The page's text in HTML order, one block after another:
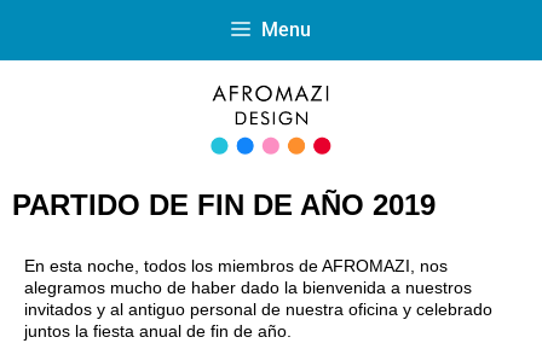
Menu
PARTIDO DE FIN DE AÑO 2019
En esta noche, todos los miembros de AFROMAZI, nos
alegramos mucho de haber dado la bienvenida a nuestros
invitados y al antiguo personal de nuestra oficina y celebrado
juntos la fiesta anual de fin de año.